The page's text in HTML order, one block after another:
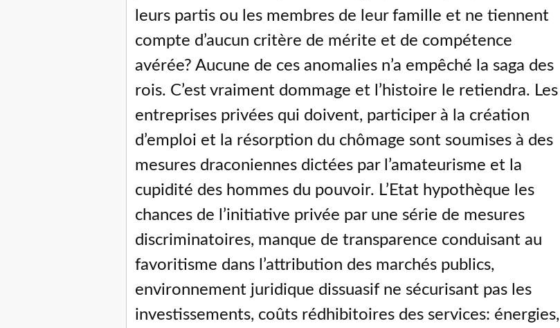
leurs partis ou les membres de leur famille et ne tiennent
compte d’aucun critère de mérite et de compétence
avérée? Aucune de ces anomalies n’a empêché la saga des
rois. C’est vraiment dommage et l’histoire le retiendra. Les
entreprises privées qui doivent, participer à la création
d’emploi et la résorption du chômage sont soumises à des
mesures draconiennes dictées par l’amateurisme et la
cupidité des hommes du pouvoir. L’Etat hypothèque les
chances de l’initiative privée par une série de mesures
discriminatoires, manque de transparence conduisant au
favoritisme dans l’attribution des marchés publics,
environnement juridique dissuasif ne sécurisant pas les
investissements, coûts rédhibitoires des services: énergies,